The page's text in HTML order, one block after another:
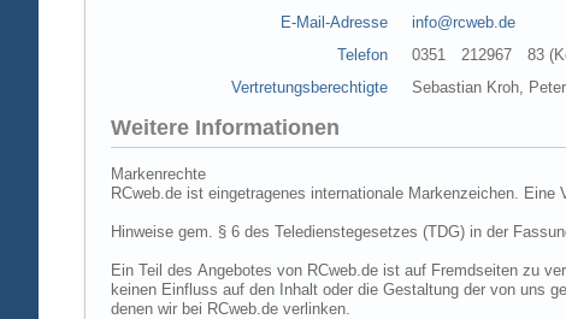
E-Mail-Adresse
info@rcweb.de
Telefon
0351 212967 83
Vertretungsberechtigte
Sebastian Kroh,
Weitere Informationen
Markenrechte
RCweb.de ist eingetragenes internationale Markenzeichen.
Hinweise gem. § 6 des Teledienstegesetzes (TDG) in der
Ein Teil des Angebotes von RCweb.de ist auf Fremdseiten zu
keinen Einfluss auf den Inhalt oder die Gestaltung der von uns
denen wir bei RCweb.de verlinken.